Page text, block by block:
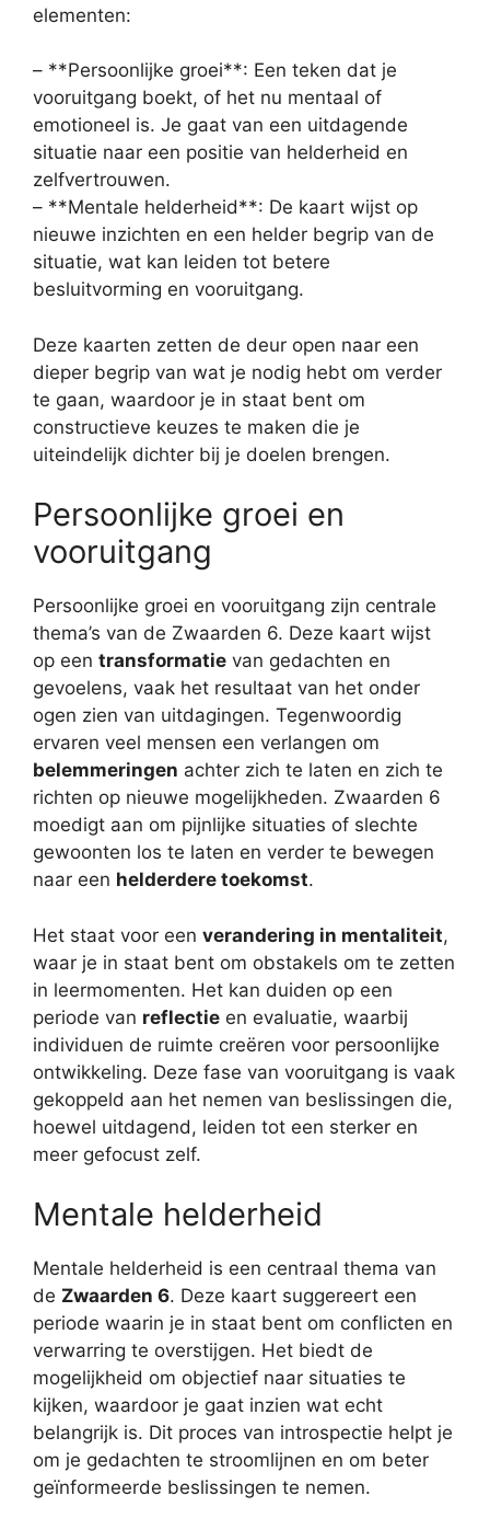
elementen:
– **Persoonlijke groei**: Een teken dat je
vooruitgang boekt, of het nu mentaal of
emotioneel is. Je gaat van een uitdagende
situatie naar een positie van helderheid en
zelfvertrouwen.
– **Mentale helderheid**: De kaart wijst op
nieuwe inzichten en een helder begrip van de
situatie, wat kan leiden tot betere
besluitvorming en vooruitgang.
Deze kaarten zetten de deur open naar een
dieper begrip van wat je nodig hebt om verder
te gaan, waardoor je in staat bent om
constructieve keuzes te maken die je
uiteindelijk dichter bij je doelen brengen.
Persoonlijke groei en
vooruitgang
Persoonlijke groei en vooruitgang zijn centrale
thema’s van de Zwaarden 6. Deze kaart wijst
op een transformatie van gedachten en
gevoelens, vaak het resultaat van het onder
ogen zien van uitdagingen. Tegenwoordig
ervaren veel mensen een verlangen om
belemmeringen achter zich te laten en zich te
richten op nieuwe mogelijkheden. Zwaarden 6
moedigt aan om pijnlijke situaties of slechte
gewoonten los te laten en verder te bewegen
naar een helderdere toekomst.
Het staat voor een verandering in mentaliteit,
waar je in staat bent om obstakels om te zetten
in leermomenten. Het kan duiden op een
periode van reflectie en evaluatie, waarbij
individuen de ruimte creëren voor persoonlijke
ontwikkeling. Deze fase van vooruitgang is vaak
gekoppeld aan het nemen van beslissingen die,
hoewel uitdagend, leiden tot een sterker en
meer gefocust zelf.
Mentale helderheid
Mentale helderheid is een centraal thema van
de Zwaarden 6. Deze kaart suggereert een
periode waarin je in staat bent om conflicten en
verwarring te overstijgen. Het biedt de
mogelijkheid om objectief naar situaties te
kijken, waardoor je gaat inzien wat echt
belangrijk is. Dit proces van introspectie helpt je
om je gedachten te stroomlijnen en om beter
geïnformeerde beslissingen te nemen.